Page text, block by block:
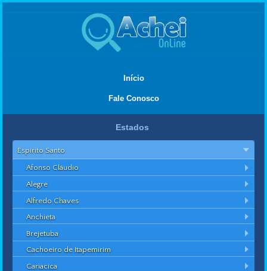
Início
Fale Conosco
Estados
Espírito Santo
Afonso Cláudio
Alegre
Alfredo Chaves
Anchieta
Brejetuba
Cachoeiro de Itapemirim
Cariacica